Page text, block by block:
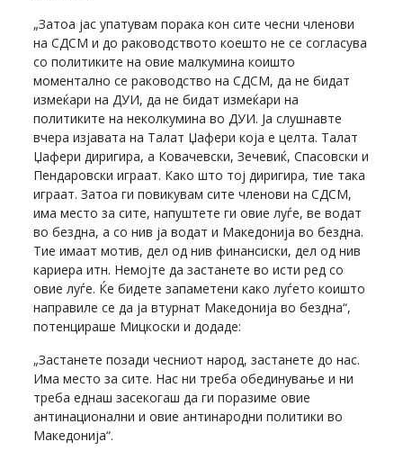
„Затоа јас упатувам порака кон сите чесни членови
на СДСМ и до раководството коешто не се согласува
со политиките на овие малкумина коишто
моментално се раководство на СДСМ, да не бидат
измеќари на ДУИ, да не бидат измеќари на
политиките на неколкумина во ДУИ. Ја слушнавте
вчера изјавата на Талат Џафери која е целта. Талат
Џафери диригира, а Ковачевски, Зечевиќ, Спасовски и
Пендаровски играат. Како што тој диригира, тие така
играат. Затоа ги повикувам сите членови на СДСМ,
има место за сите, напуштете ги овие луѓе, ве водат
во бездна, а со нив ја водат и Македонија во бездна.
Тие имаат мотив, дел од нив финансиски, дел од нив
кариера итн. Немојте да застанете во исти ред со
овие луѓе. Ќе бидете запаметени како луѓето коишто
направиле се да ја втурнат Македонија во бездна“,
потенцираше Мицкоски и додаде:
„Застанете позади чесниот народ, застанете до нас.
Има место за сите. Нас ни треба обединување и ни
треба еднаш засекогаш да ги поразиме овие
антинационални и овие антинародни политики во
Македонија“.